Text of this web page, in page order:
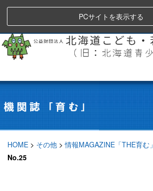
PCサイトを表示する
HOME > その他 >情報MAGAZINE「THE育む」
No.25